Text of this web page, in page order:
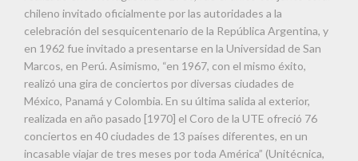
chileno invitado oficialmente por las autoridades a la
celebración del sesquicentenario de la República Argentina, y
en 1962 fue invitado a presentarse en la Universidad de San
Marcos, en Perú. Asimismo, “en 1967, con el mismo éxito,
realizó una gira de conciertos por diversas ciudades de
México, Panamá y Colombia. En su última salida al exterior,
realizada en año pasado [1970] el Coro de la UTE ofreció 76
conciertos en 40 ciudades de 13 países diferentes, en un
incasable viajar de tres meses por toda América” (Unitécnica,